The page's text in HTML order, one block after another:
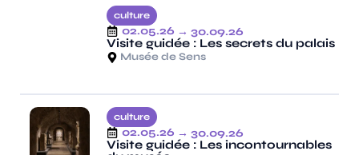
culture
02.05.26 → 30.09.26
Visite guidée : Les secrets du palais
Musée de Sens
culture
02.05.26 → 30.09.26
Visite guidée : Les incontournables